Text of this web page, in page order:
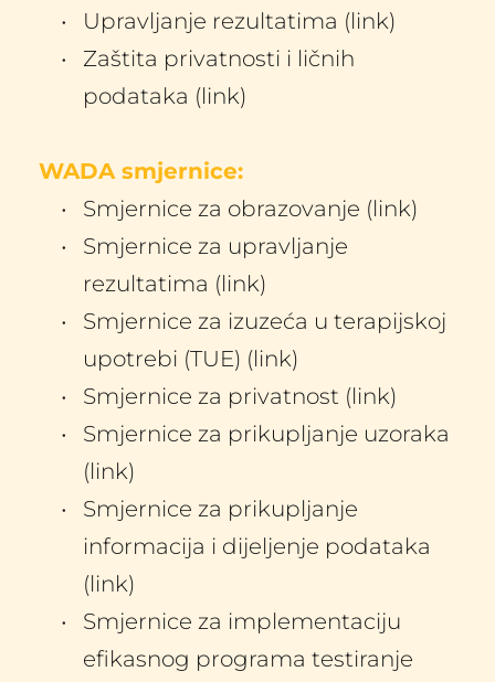
Upravljanje rezultatima (link)
Zaštita privatnosti i ličnih
podataka (link)
WADA smjernice:
Smjernice za obrazovanje (link)
Smjernice za upravljanje
rezultatima (link)
Smjernice za izuzeća u terapijskoj
upotrebi (TUE) (link)
Smjernice za privatnost (link)
Smjernice za prikupljanje uzoraka
(link)
Smjernice za prikupljanje
informacija i dijeljenje podataka
(link)
Smjernice za implementaciju
efikasnog programa testiranje